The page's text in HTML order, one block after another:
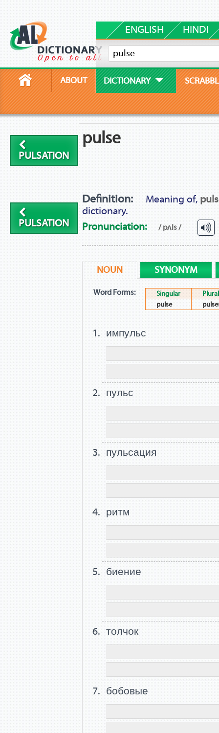
ENGLISH HINDI
ABOUT DICTIONARY
PULSATION
PULSATION
pulse
Definition: Meaning of,
dictionary.
Pronunciation:
/ pʌls /
NOUN SYNONYM
Word Forms: Singular
Plural
pulse
импульс
пульс
пульсация
ритм
биение
толчок
бобовые